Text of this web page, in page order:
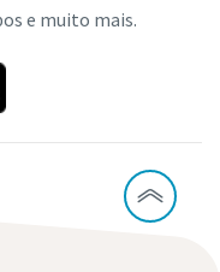
e muito mais.